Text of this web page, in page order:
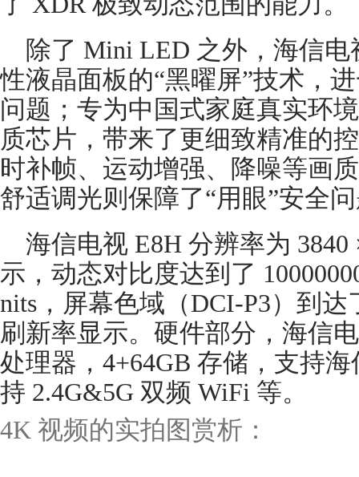
除了 Mini LED 之外，海信
性液晶面板的“黑曜屏”技术，
问题；专为中国式家庭真实环
质芯片，带来了更细致精准的
时补帧、运动增强、降噪等画
舒适调光则保障了“用眼”安全
海信电视 E8H 分辨率为 3840
示，动态对比度达到了
nits，屏幕色域（DCI-P3）到达
刷新率显示。硬件部分，海信
处理器，4+64GB 存储，支持
持 2.4G&5G 双频 WiFi 等。
4K 视频的实拍图赏析：